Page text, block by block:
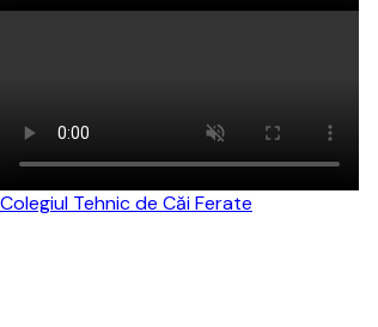
Colegiul Tehnic de Căi Ferate